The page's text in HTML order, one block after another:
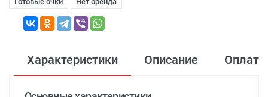
Характеристики Описание Оплата